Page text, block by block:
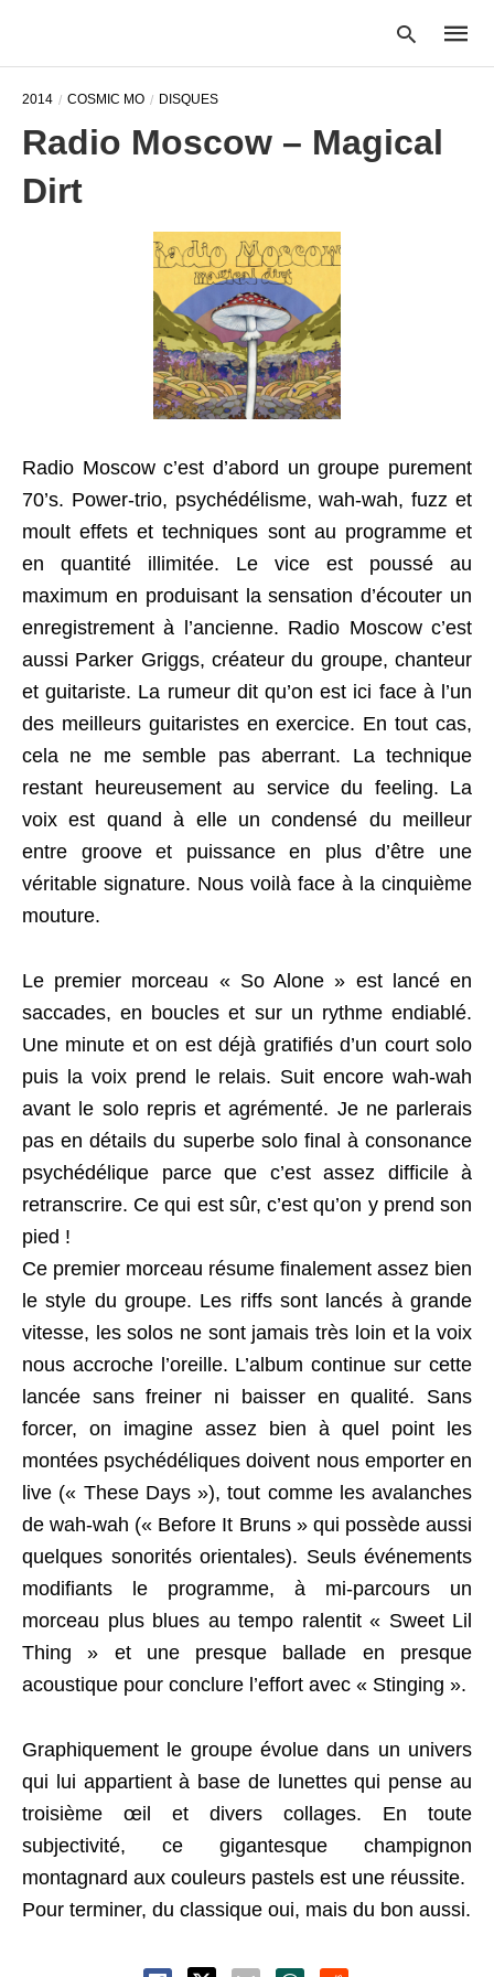
2014 COSMIC MO DISQUES
Radio Moscow – Magical
Dirt
Radio Moscow c’est d’abord un groupe purement
70’s. Power-trio, psychédélisme, wah-wah, fuzz et
moult effets et techniques sont au programme et
en quantité illimitée. Le vice est poussé au
maximum en produisant la sensation d’écouter un
enregistrement à l’ancienne. Radio Moscow c’est
aussi Parker Griggs, créateur du groupe, chanteur
et guitariste. La rumeur dit qu’on est ici face à l’un
des meilleurs guitaristes en exercice. En tout cas,
cela ne me semble pas aberrant. La technique
restant heureusement au service du feeling. La
voix est quand à elle un condensé du meilleur
entre groove et puissance en plus d’être une
véritable signature. Nous voilà face à la cinquième
mouture.
Le premier morceau « So Alone » est lancé en
saccades, en boucles et sur un rythme endiablé.
Une minute et on est déjà gratifiés d’un court solo
puis la voix prend le relais. Suit encore wah-wah
avant le solo repris et agrémenté. Je ne parlerais
pas en détails du superbe solo final à consonance
psychédélique parce que c’est assez difficile à
retranscrire. Ce qui est sûr, c’est qu’on y prend son
pied !
Ce premier morceau résume finalement assez bien
le style du groupe. Les riffs sont lancés à grande
vitesse, les solos ne sont jamais très loin et la voix
nous accroche l’oreille. L’album continue sur cette
lancée sans freiner ni baisser en qualité. Sans
forcer, on imagine assez bien à quel point les
montées psychédéliques doivent nous emporter en
live (« These Days »), tout comme les avalanches
de wah-wah (« Before It Bruns » qui possède aussi
quelques sonorités orientales). Seuls événements
modifiants le programme, à mi-parcours un
morceau plus blues au tempo ralentit « Sweet Lil
Thing » et une presque ballade en presque
acoustique pour conclure l’effort avec « Stinging ».
Graphiquement le groupe évolue dans un univers
qui lui appartient à base de lunettes qui pense au
troisième œil et divers collages. En toute
subjectivité, ce gigantesque champignon
montagnard aux couleurs pastels est une réussite.
Pour terminer, du classique oui, mais du bon aussi.